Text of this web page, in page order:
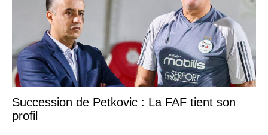
Succession de Petkovic : La FAF tient son
profil